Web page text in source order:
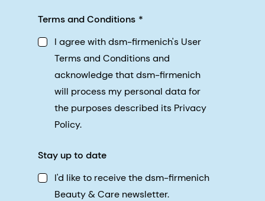
Terms and Conditions
I agree with dsm-firmenich's User
Terms and Conditions and
acknowledge that dsm-firmenich
will process my personal data for
the purposes described its Privacy
Policy.
Stay up to date
I'd like to receive the dsm-firmenich
Beauty & Care newsletter.